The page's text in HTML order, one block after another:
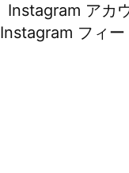
Instagram アカ
Instagram フィ